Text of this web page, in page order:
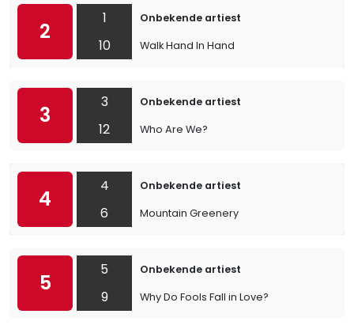
2
1
10
Onbekende artiest
Walk Hand In Hand
3
3
12
Onbekende artiest
Who Are We?
4
4
6
Onbekende artiest
Mountain Greenery
5
5
9
Onbekende artiest
Why Do Fools Fall in Love?